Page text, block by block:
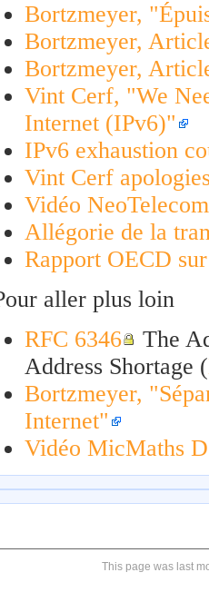
Bortzmeyer,
Bortzmeyer,
Bortzmeyer,
Vint Cerf, "We
Internet (IPv6)"
IPv6 exhaustion
Vint Cerf
Vidéo NeoTelecom
Allégorie de la
Rapport OECD
aller plus loin
RFC 6346
The
Address Shortage (
Bortzmeyer,
Internet"
Vidéo MicMaths
This page was last